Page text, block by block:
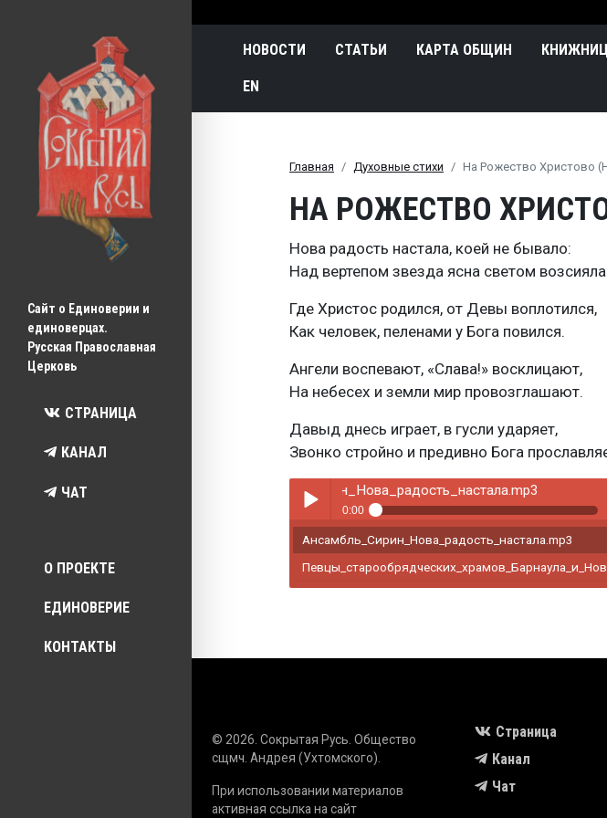
Сайт о Единоверии и
единоверцах.
Русская Православная
Церковь
СТРАНИЦА
КАНАЛ
ЧАТ
Top menu
О ПРОЕКТЕ
ЕДИНОВЕРИЕ
КОНТАКТЫ
Main navigation
НОВОСТИ СТАТЬИ КАРТА ОБЩИН
EN
Главная Духовные стихи На Рожество Христово
НА РОЖЕСТВО
Нова радость настала, коей не бывало:
Над вертепом звезда ясна светом
Где Христос родился, от Девы воплотился,
Как человек, пеленами у Бога повился.
Ангели воспевают, «Слава!» восклицают,
На небесех и земли мир провозглашают.
Давыд днесь играет, в гусли ударяет,
Звонко стройно и предивно Бога
Play /
Ансамбль_Сирин_Нова_радость_настала.mp3
0:00
Ансамбль_Сирин_Нова_радость_настала.mp3
© 2026. Сокрытая Русь. Общество
сщмч. Андрея (Ухтомского).
При использовании материалов
активная ссылка на сайт
Страница
Канал
Чат